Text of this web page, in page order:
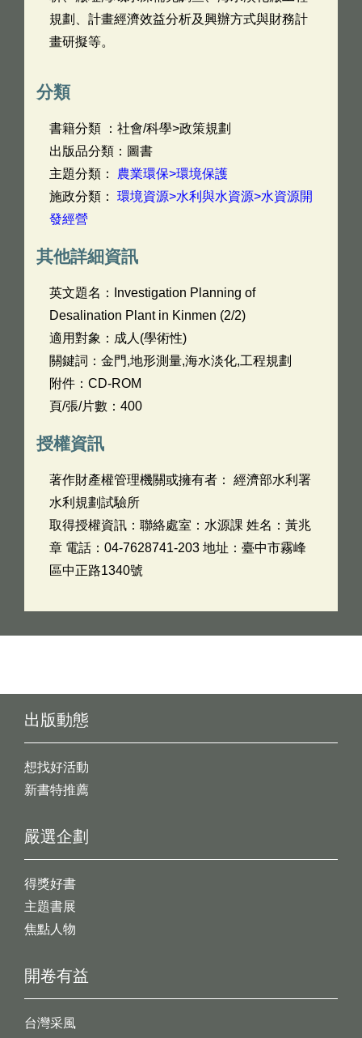
規劃、計畫經濟效益分析及興辦方式與財務計
畫研擬等。
分類
書籍分類 ：社會/科學>政策規劃
出版品分類：圖書
主題分類： 農業環保>環境保護
施政分類： 環境資源>水利與水資源>水資源開
發經營
其他詳細資訊
英文題名：
Investigation Planning of
Desalination Plant in Kinmen (2/2)
適用對象：成人(學術性)
關鍵詞：金門,地形測量,海水淡化,工程規劃
附件：CD-ROM
頁/張/片數：400
授權資訊
著作財產權管理機關或擁有者： 經濟部水利署
水利規劃試驗所
取得授權資訊：聯絡處室：水源課 姓名：黃兆
章 電話：04-7628741-203 地址：臺中市霧峰
區中正路1340號
出版動態
想找好活動
新書特推薦
開卷有益
台灣采風
嚴選企劃
得獎好書
主題書展
焦點人物